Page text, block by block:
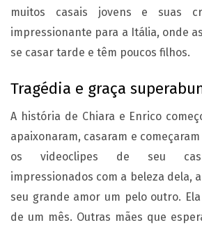
muitos casais jovens e suas
impressionante para a Itália, onde
se casar tarde e têm poucos filhos.
Tragédia e graça
A história de Chiara e Enrico
apaixonaram, casaram e
os videoclipes de seu
impressionados com a beleza dela,
seu grande amor um pelo outro.
de um mês. Outras mães que